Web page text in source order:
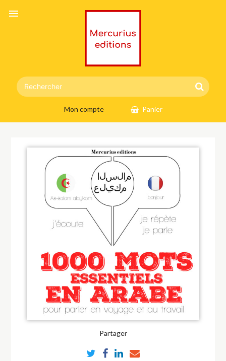
menu
Mon compte Panier
Partager